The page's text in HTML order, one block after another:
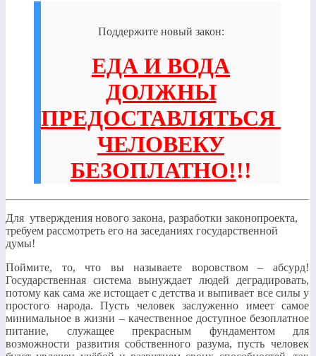
Поддержите новый закон:
ЕДА И ВОДА
ДОЛЖНЫ
ПРЕДОСТАВЛЯТЬСЯ
ЧЕЛОВЕКУ
БЕЗОПЛАТНО!!!
Для утверждения нового закона, разработки законопроекта,
требуем рассмотреть его на заседаниях государственной
думы!
Поймите, то, что вы называете воровством – абсурд!
Государственная система вынуждает людей деградировать,
потому как сама же истощает с детства и выпивает все силы у
простого народа. Пусть человек заслуженно имеет самое
минимальное в жизни – качественное доступное безоплатное
питание, служащее прекрасным фундаментом для
возможности развития собственного разума, пусть человек